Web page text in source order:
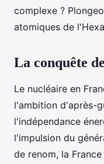
complexe ?
atomiques de
La conquête
Le nucléaire en
l'ambition d'après-
l'indépendance
l'impulsion du
de renom, la